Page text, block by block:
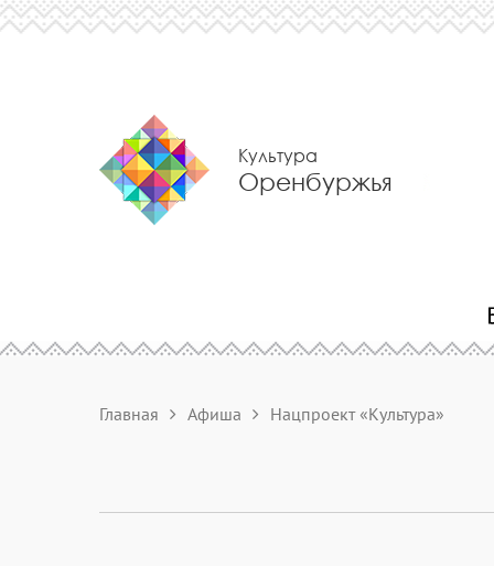
Культура
Оренбуржья
Главная Афиша Нацпроект «Культура»